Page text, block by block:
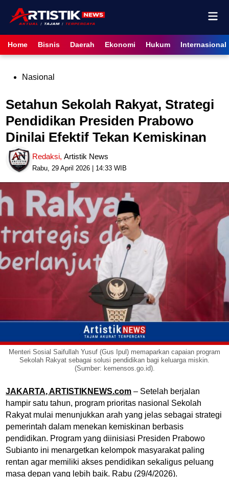
content
Home Bisnis Daerah Ekonomi Hukum Internasional
PostedNasional
Setahun Sekolah Rakyat, Strategi
Pendidikan Presiden Prabowo
Dinilai Efektif Tekan Kemiskinan
Redaksi,Artistik News
Rabu, 29 April 2026 | 14:33 WIB
Menteri Sosial Saifullah Yusuf (Gus Ipul) memaparkan capaian program
Sekolah Rakyat sebagai solusi pendidikan bagi keluarga miskin.
(Sumber: kemensos.go.id).
JAKARTA, ARTISTIKNEWS.com – Setelah berjalan
hampir satu tahun, program prioritas nasional Sekolah
Rakyat mulai menunjukkan arah yang jelas sebagai strategi
pemerintah dalam menekan kemiskinan berbasis
pendidikan. Program yang diinisiasi Presiden Prabowo
Subianto ini menargetkan kelompok masyarakat paling
rentan agar memiliki akses pendidikan sekaligus peluang
masa depan yang lebih baik. Rabu (29/4/2026).